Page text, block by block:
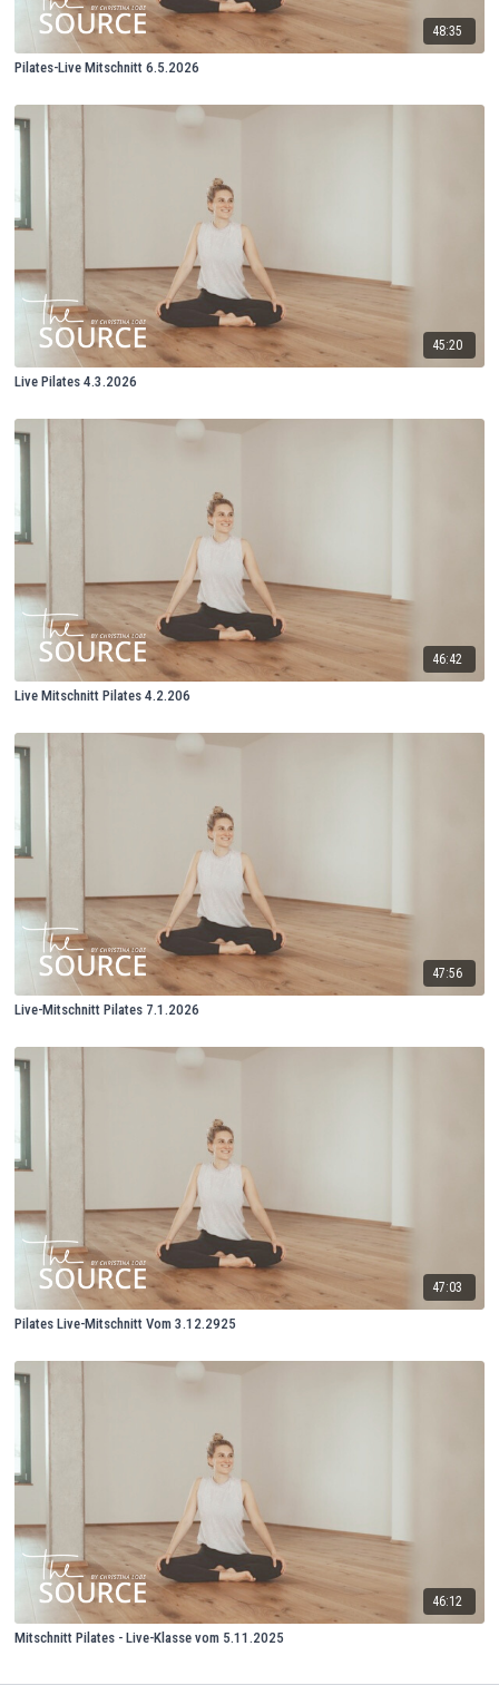
48:35
Pilates-Live Mitschnitt 6.5.2026
45:20
Live Pilates 4.3.2026
46:42
Live Mitschnitt Pilates 4.2.206
47:56
Live-Mitschnitt Pilates 7.1.2026
47:03
Pilates Live-Mitschnitt Vom 3.12.2925
46:12
Mitschnitt Pilates - Live-Klasse vom 5.11.2025